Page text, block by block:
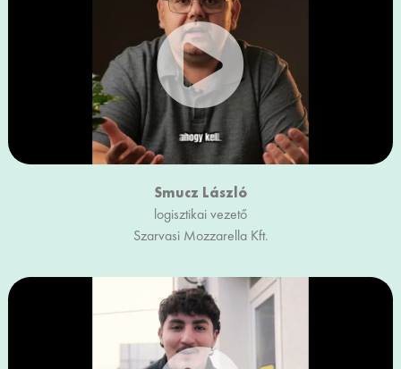
Smucz László
logisztikai vezető
Szarvasi Mozzarella Kft.